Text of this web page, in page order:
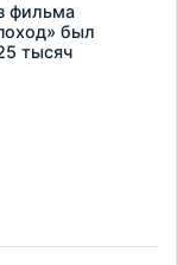
фильма
был
тысяч